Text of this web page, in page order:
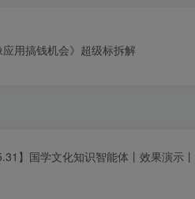
应用搞钱机会》超级标拆解
】国学文化知识智能体丨效果演示